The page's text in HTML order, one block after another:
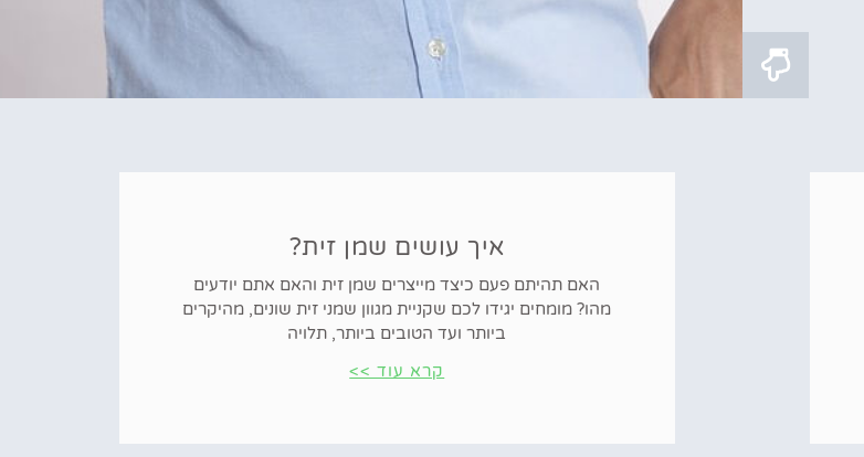
איך עושים שמן זית?
האם תהיתם פעם כיצד מייצרים שמן זית והאם אתם יודעים
מהו? מומחים יגידו לכם שקניית מגוון שמני זית שונים, מהיקרים
ביותר ועד הטובים ביותר, תלויה
קרא עוד >>